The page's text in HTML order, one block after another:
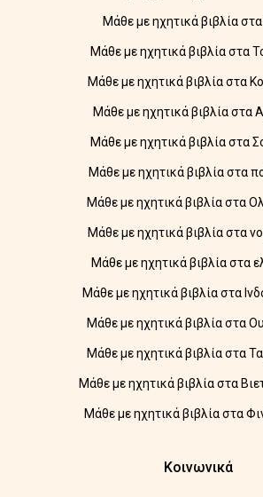
Μάθε με ηχητικά βιβλία στα
Μάθε με ηχητικά βιβλία στα
Μάθε με ηχητικά βιβλία στα
Μάθε με ηχητικά βιβλία στα
Μάθε με ηχητικά βιβλία στα
Μάθε με ηχητικά βιβλία στα
Μάθε με ηχητικά βιβλία στα
Μάθε με ηχητικά βιβλία στα
Μάθε με ηχητικά βιβλία στα
Μάθε με ηχητικά βιβλία στα
Μάθε με ηχητικά βιβλία στα
Μάθε με ηχητικά βιβλία στα
Μάθε με ηχητικά βιβλία στα
Μάθε με ηχητικά βιβλία στα
Κοινωνικά